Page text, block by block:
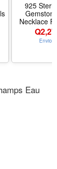
925
Necklace
Men,
24inches,
Cross
Q
Envio
Eau